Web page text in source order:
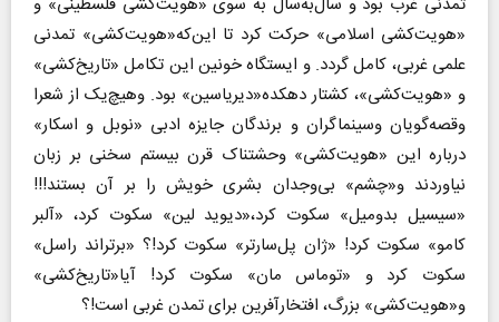
«هویت‌کشی اسلامی» حرکت کرد تا این‌که«هویت‌کشی» تمدنی
علمی غربی، کامل گردد. و ایستگاه خونین این تکامل «تاریخ‌کشی»
و «هویت‌کشی»، کشتار دهکده«دیریاسین» بود. وهیچ‌یک از شعرا
وقصه‌گویان وسینماگران و برندگان جایزه ادبی «نوبل و اسکار»
درباره این «هویت‌کشی» وحشتناک قرن بیستم سخنی بر زبان
نیاوردند و«چشم» بی‌وجدان بشری خویش را بر آن بستند!!!
«سیسیل بدومیل» سکوت کرد،«دیوید لین» سکوت کرد، «آلبر
کامو» سکوت کرد! «ژان پل‌سارتر» سکوت کرد!؟ «برتراند راسل»
سکوت کرد و «توماس مان» سکوت کرد! آیا«تاریخ‌کشی»
و«هویت‌کشی» بزرگ، افتخار‌آفرین برای تمدن غربی است!؟